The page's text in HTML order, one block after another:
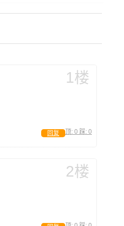
1楼
顶: 0 踩: 0
回复
2楼